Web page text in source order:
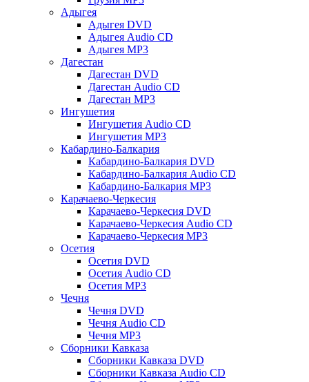
Адыгея
Адыгея DVD
Адыгея Audio CD
Адыгея MP3
Дагестан
Дагестан DVD
Дагестан Audio CD
Дагестан MP3
Ингушетия
Ингушетия Audio CD
Ингушетия MP3
Кабардино-Балкария
Кабардино-Балкария DVD
Кабардино-Балкария Audio CD
Кабардино-Балкария MP3
Карачаево-Черкесия
Карачаево-Черкесия DVD
Карачаево-Черкесия Audio CD
Карачаево-Черкесия MP3
Осетия
Осетия DVD
Осетия Audio CD
Осетия MP3
Чечня
Чечня DVD
Чечня Audio CD
Чечня MP3
Сборники Кавказа
Сборники Кавказа DVD
Сборники Кавказа Audio CD